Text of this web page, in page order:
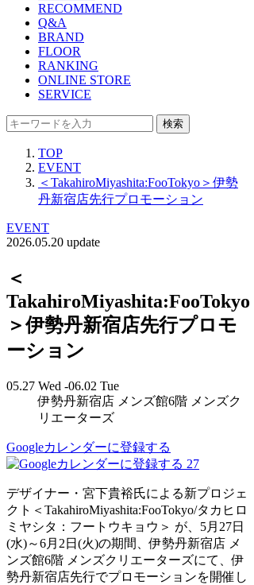
RECOMMEND
Q&A
BRAND
FLOOR
RANKING
ONLINE STORE
SERVICE
検索
TOP
EVENT
＜TakahiroMiyashita:FooTokyo＞伊勢
丹新宿店先行プロモーション
EVENT
2026.05.20 update
＜
TakahiroMiyashita:FooTokyo
＞伊勢丹新宿店先行プロモ
ーション
05.27 Wed -06.02 Tue
伊勢丹新宿店 メンズ館6階 メンズク
リエーターズ
Googleカレンダーに登録する
27
デザイナー・宮下貴裕氏による新プロジェ
クト＜TakahiroMiyashita:FooTokyo/タカヒロ
ミヤシタ：フートウキョウ＞ が、5月27日
(水)～6月2日(火)の期間、伊勢丹新宿店 メ
ンズ館6階 メンズクリエーターズにて、伊
勢丹新宿店先行でプロモーションを開催し